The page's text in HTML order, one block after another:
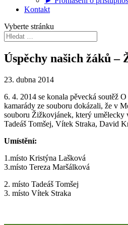
Kontakt
Vyberte stránku
Úspěchy našich žáků –
23. dubna 2014
6. 4. 2014 se konala pěvecká soutěž
kamarády ze souboru dokázali, že v
souboru Žižkovjánek, který umělecky
Tadeáš Tomšej, Vítek Straka, David
Umístění:
1.místo Kristýna Lašková
3.místo Tereza Maršálková
2. místo Tadeáš Tomšej
3. místo Vítek Straka